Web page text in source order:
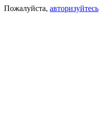
Пожалуйста, авторизуйтесь